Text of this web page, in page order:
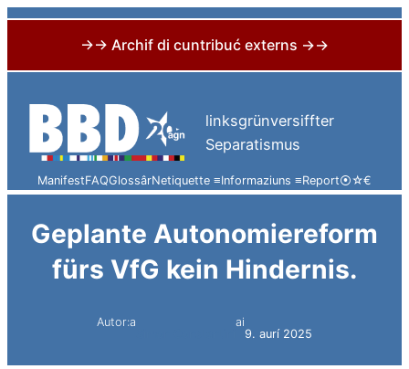
→→ Archif di cuntribuć externs →→
content
linksgrünversiffter
Separatismus
ManifestFAQGlossârNetiquette ≡Informaziuns ≡Report⦿☆€
Geplante Autonomiereform
fürs VfG kein Hindernis.
Autor:a
ai
9. aurí 2025